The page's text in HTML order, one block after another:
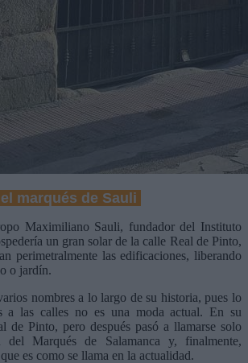
marqués de Sauli
Maximiliano Sauli, fundador del Instituto
un gran solar de la calle Real de Pinto,
perimetralmente las edificaciones, liberando
o jardín.
nombres a lo largo de su historia, pues lo
a las calles no es una moda actual. En su
de Pinto, pero después pasó a llamarse solo
del Marqués de Salamanca y, finalmente,
es como se llama en la actualidad.